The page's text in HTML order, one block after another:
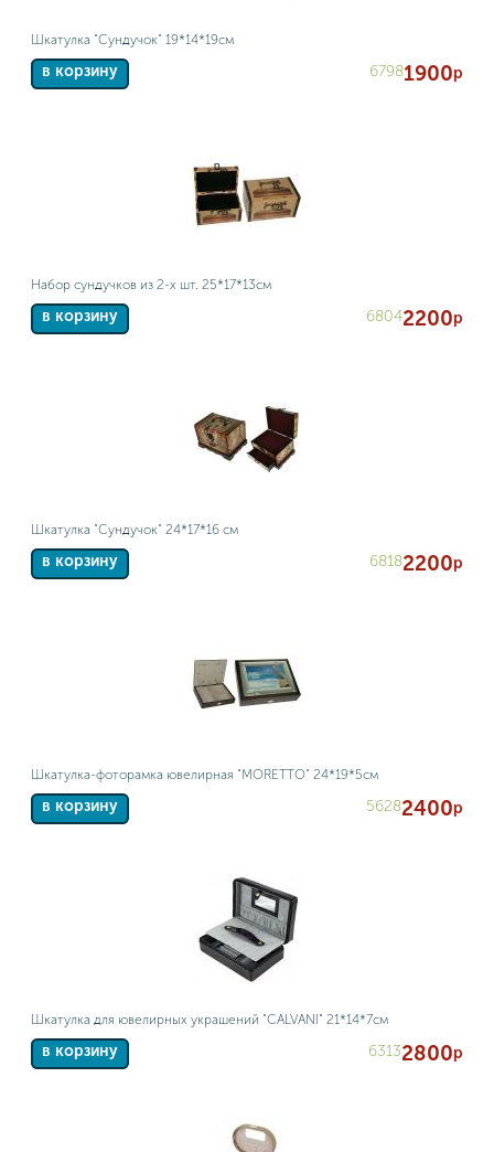
Шкатулка "Сундучок" 19*14*19см
в корзину 67981900р
Набор сундучков из 2-х шт. 25*17*13см
в корзину 68042200р
Шкатулка "Сундучок" 24*17*16 см
в корзину 68182200р
Шкатулка-фоторамка ювелирная "MORETTO" 24*19*5см
в корзину 56282400р
Шкатулка для ювелирных украшений "CALVANI" 21*14*7см
в корзину 63132800р